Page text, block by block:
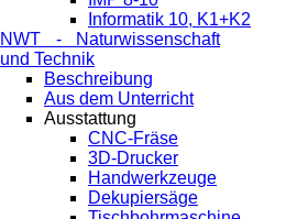
Informatik 10, K1+K2
NWT - Naturwissenschaft
und Technik
Beschreibung
Aus dem Unterricht
Ausstattung
CNC-Fräse
3D-Drucker
Handwerkzeuge
Dekupiersäge